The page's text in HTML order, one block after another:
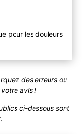
pour les douleurs
des erreurs ou
avis !
ci-dessous sont